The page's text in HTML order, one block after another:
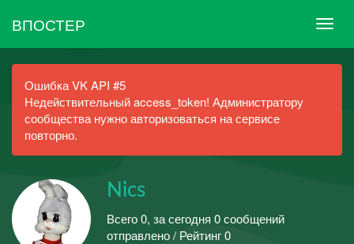
ВПОСТЕР
Ошибка VK API #5
Недействительный access_token! Администратору
сообщества нужно авторизоваться на сервисе
повторно.
Nics
Всего 0, за сегодня 0 сообщений
отправлено / Рейтинг 0